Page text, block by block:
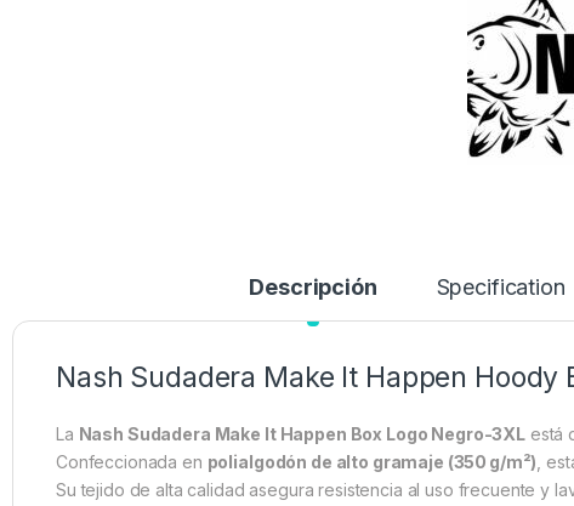
Descripción Specification
Nash Sudadera Make It Happen Hoody
La Nash Sudadera Make It Happen Box Logo Negro-3XL está
Confeccionada en polialgodón de alto gramaje (350 g/m²) ,
Su tejido de alta calidad asegura resistencia al uso frecuente y